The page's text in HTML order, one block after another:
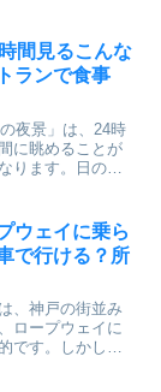
三宮からは電車で
できます。その
温泉や日帰りラ
のにも最適なロ
にとっては、忙
間でリフレッシ
で、家族旅行や
す。この「有馬
泉は古くから多
日本最古の温泉
色濃く残る場所
並みや歴史的な
泉旅館やみやげ
めるグルメスポ
まるで時が止ま
雰囲気が漂う街
間見るこんな
ランで食事
夜景」は、24時
に眺めることが
ります。日の入
没の20分後〜50
ウェイに乗ら
で行ける？所
、神戸の街並み
ロープウェイに
です。しかし、